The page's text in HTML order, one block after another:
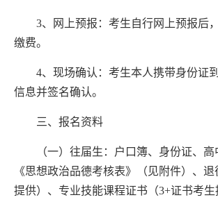
3、 网上预报： 考生自行网上预报后
缴费。
4、 现场确认 ： 考生本人携带身份证
信息并签名确认。
三、报名资料
（一）往届生：户口簿、身份证、 高
《思想政治品德考核表》（见附件）、 退
提供）、专业技能课程证书（3+证书考生